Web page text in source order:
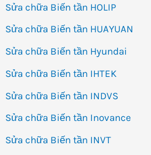
Sửa chữa Biến tần HOLIP
Sửa chữa Biến tần HUAYUAN
Sửa chữa Biến tần Hyundai
Sửa chữa Biến tần IHTEK
Sửa chữa Biến tần INDVS
Sửa chữa Biến tần Inovance
Sửa chữa Biến tần INVT